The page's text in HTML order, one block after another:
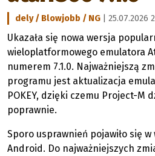
dely / Blowjobb / NG | 25.07.2026
Ukazała się nowa wersja
wieloplatformowego emulatora
numerem 7.1.0. Najważniejszą
programu jest aktualizacja
POKEY, dzięki czemu Project-M
poprawnie.
Sporo usprawnień pojawiło się
Android. Do najważniejszych